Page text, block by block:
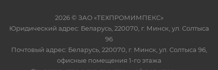
2026 © ЗАО «ТЕХПРОМИМПЕКС»
Юридический адрес: Беларусь, 220070, г. Минск, ул. Солтыса
96
Почтовый адрес: Беларусь, 220070, г. Минск, ул. Солтыса 96,
офисные помещения 1-го этажа